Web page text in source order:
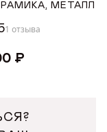
МЕТАЛЛ
1 отзыва
₽